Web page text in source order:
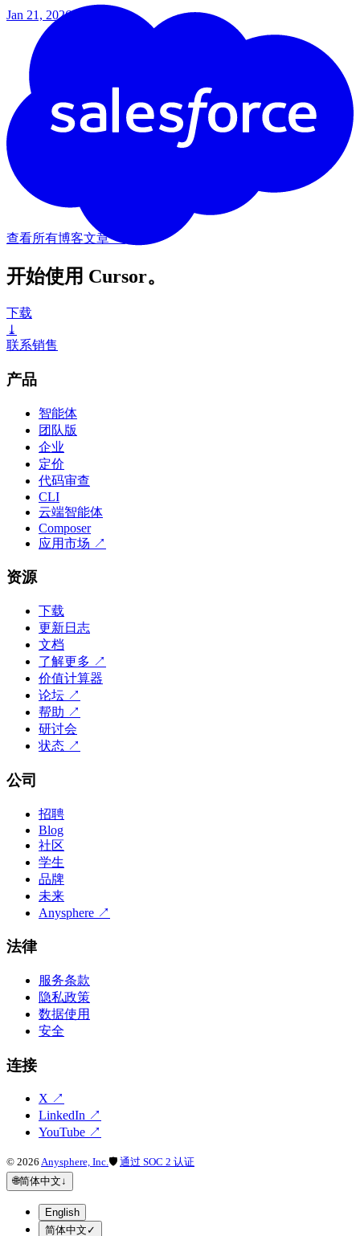
Jan 21, 2026
查看所有博客文章 →
开始使用 Cursor。
下载
⤓
联系销售
产品
智能体
团队版
企业
定价
代码审查
CLI
云端智能体
Composer
应用市场 ↗
资源
下载
更新日志
文档
了解更多 ↗
价值计算器
论坛 ↗
帮助 ↗
研讨会
状态 ↗
公司
招聘
Blog
社区
学生
品牌
未来
Anysphere ↗
法律
服务条款
隐私政策
数据使用
安全
连接
X ↗
LinkedIn ↗
YouTube ↗
© 2026 Anysphere, Inc.🛡 通过 SOC 2 认证
🌐简体中文↓
English
简体中文 ✓